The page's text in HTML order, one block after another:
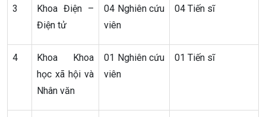
3
Khoa Điện –
Điện tử
04 Nghiên cứu
viên
04 Tiến sĩ
4
Khoa Khoa
học xã hội và
Nhân văn
01 Nghiên cứu
viên
01 Tiến sĩ